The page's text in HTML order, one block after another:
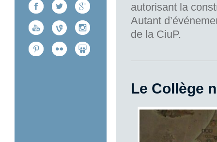
autorisant la
Autant
de la CiuP.
Le Collège